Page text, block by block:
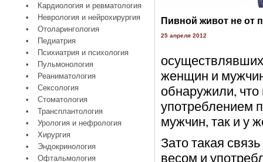
•
Кардиология и ревматология
•
Неврология и нейрохирургия
•
Отоларингология
•
Педиатрия
•
Психиатрия и психология
•
Пульмонология
•
Реаниматология
•
Сексология
•
Стоматология
•
Трансплантология
•
Урология и нефрология
•
Хирургия
•
Эндокринология
•
Офтальмология
Пивной живот не от
25 апреля 2012
женщин и
обнаружили,
употреблением
мужчин, так и у
Зато такая
весом и